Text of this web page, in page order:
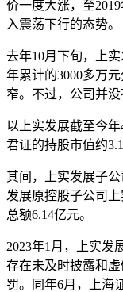
价一度大涨，至
入震荡下行的态势。
去年10月下旬，上
年累计的3000多万
窄。不过，公司并没
以上实发展截至今
君证的持股市值约
其间，上实发展子
发展原控股子公司
总额6.14亿元。
2023年1月，上实发
存在未及时披露和
罚。同年6月，上海